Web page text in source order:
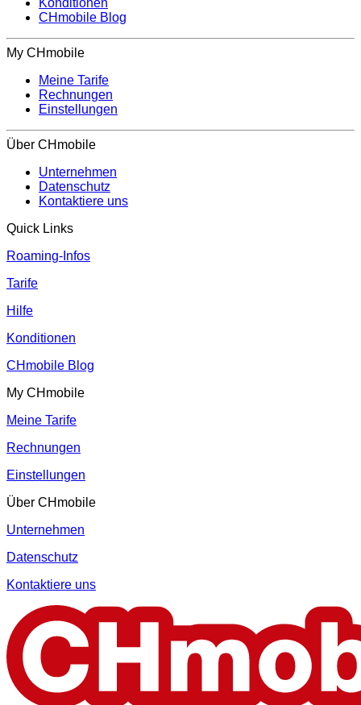
Konditionen
CHmobile Blog
My CHmobile
Meine Tarife
Rechnungen
Einstellungen
Über CHmobile
Unternehmen
Datenschutz
Kontaktiere uns
Quick Links
Roaming-Infos
Tarife
Hilfe
Konditionen
CHmobile Blog
My CHmobile
Meine Tarife
Rechnungen
Einstellungen
Über CHmobile
Unternehmen
Datenschutz
Kontaktiere uns